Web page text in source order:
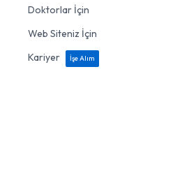
Doktorlar İçin
Web Siteniz İçin
Kariyer
İşe Alım